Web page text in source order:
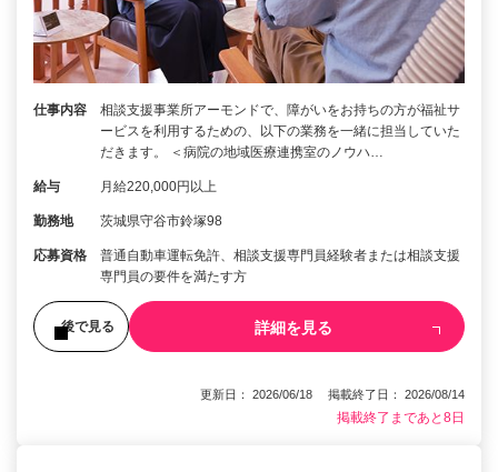
仕事内容
相談支援事業所アーモンドで、障がいをお持ちの方が福祉サ
ービスを利用するための、以下の業務を一緒に担当していた
だきます。 ＜病院の地域医療連携室のノウハ…
給与 月給220,000円以上
勤務地 茨城県守谷市鈴塚98
応募資格
普通自動車運転免許、相談支援専門員経験者または相談支援
専門員の要件を満たす方
後で見る 詳細を見る
更新日： 2026/06/18 掲載終了日： 2026/08/14
掲載終了まであと8日